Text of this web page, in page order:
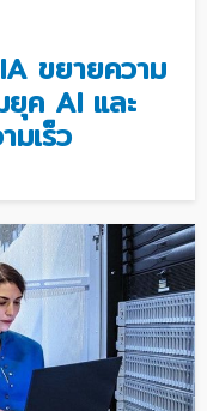
ขยายความ
ค AI และ
มเร็ว